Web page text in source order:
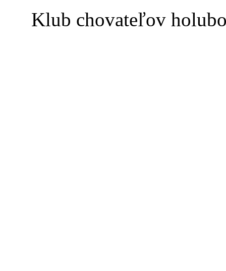
Klub chovateľov